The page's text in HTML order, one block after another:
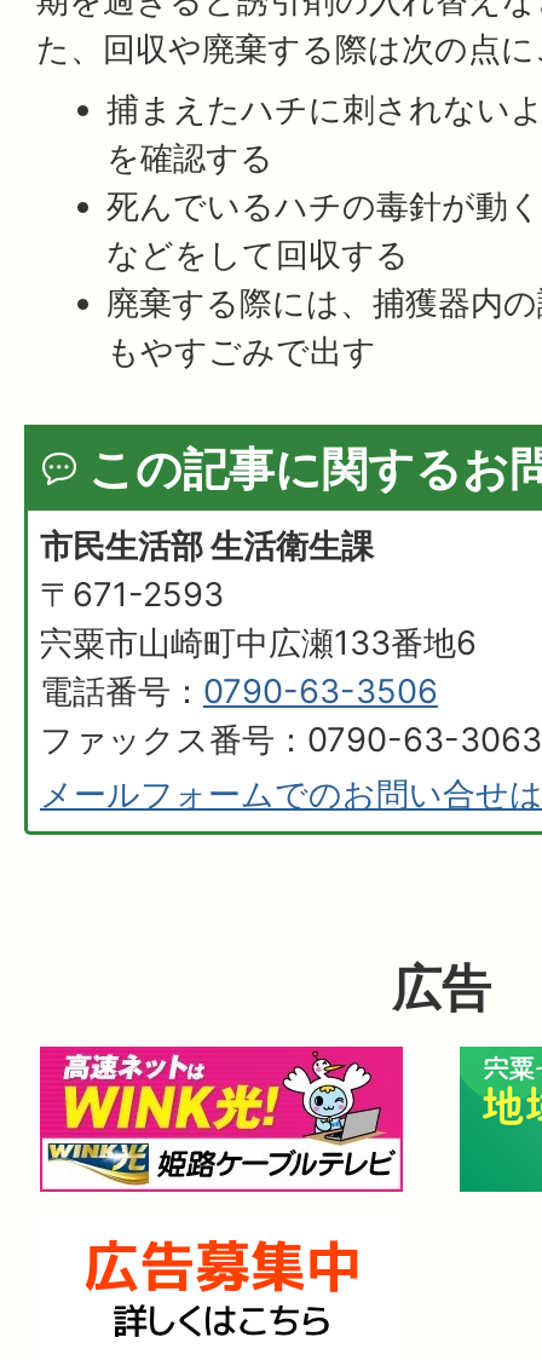
た、回収や廃棄する際は次の点
捕まえたハチに刺されない
を確認する
死んでいるハチの毒針が動
などをして回収する
廃棄する際には、捕獲器内
もやすごみで出す
この記事に関するお
市民生活部 生活衛生課
〒671-2593
宍粟市山崎町中広瀬133番地6
電話番号： 0790-63-3506
ファックス番号：0790-63-3063
メールフォームでのお問い合せ
広告